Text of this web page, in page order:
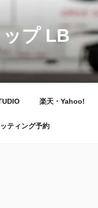
プ LB
楽天・Yahoo!
ティング予約